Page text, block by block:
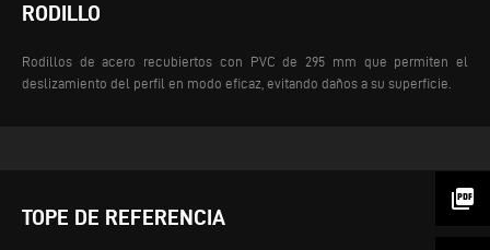
picture_as_pdf
RODILLO
Rodillos de acero recubiertos con PVC de 295 mm que permiten el
deslizamiento del perfil en modo eficaz, evitando daños a su superficie.
TOPE DE REFERENCIA